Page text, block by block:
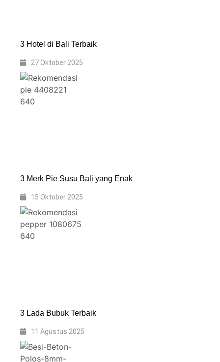
3 Hotel di Bali Terbaik
27 Oktober 2025
3 Merk Pie Susu Bali yang Enak
15 Oktober 2025
3 Lada Bubuk Terbaik
11 Agustus 2025